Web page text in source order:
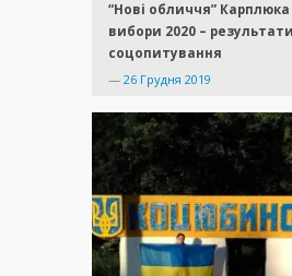
“Нові обличчя”
вибори 2020 – результати
соцопитування
— 26 Грудня 2019